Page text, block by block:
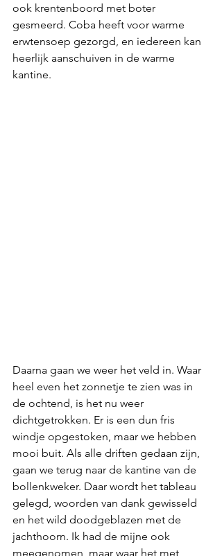
ook krentenboord met boter
gesmeerd. Coba heeft voor warme
erwtensoep gezorgd, en iedereen kan
heerlijk aanschuiven in de warme
kantine.
Daarna gaan we weer het veld in. Waar
heel even het zonnetje te zien was in
de ochtend, is het nu weer
dichtgetrokken. Er is een dun fris
windje opgestoken, maar we hebben
mooi buit. Als alle driften gedaan zijn,
gaan we terug naar de kantine van de
bollenkweker. Daar wordt het tableau
gelegd, woorden van dank gewisseld
en het wild doodgeblazen met de
jachthoorn. Ik had de mijne ook
meegenomen, maar waar het met